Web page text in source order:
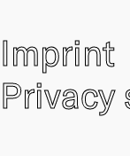
Imprint
Privacy